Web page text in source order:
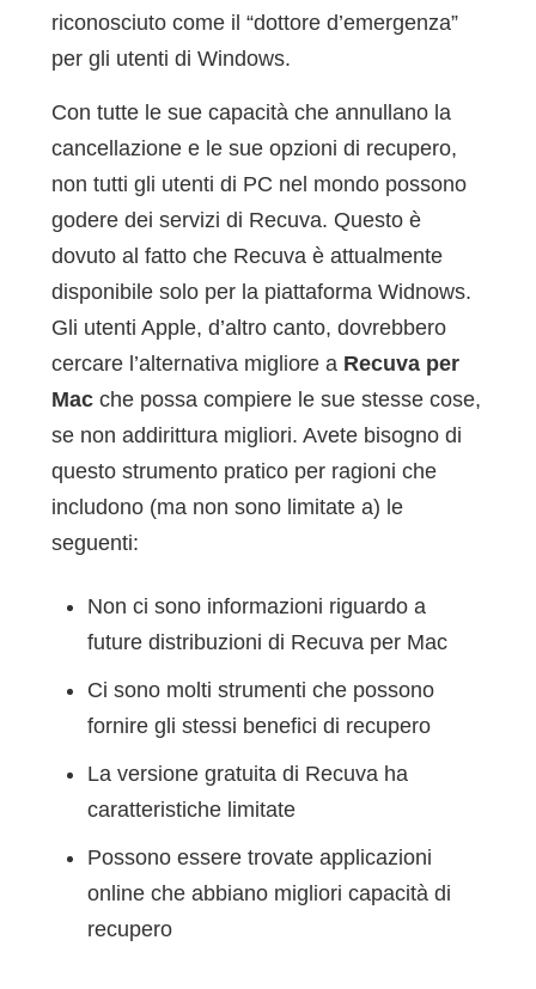
riconosciuto come il “dottore d’emergenza”
per gli utenti di Windows.
Con tutte le sue capacità che annullano la
cancellazione e le sue opzioni di recupero,
non tutti gli utenti di PC nel mondo possono
godere dei servizi di Recuva. Questo è
dovuto al fatto che Recuva è attualmente
disponibile solo per la piattaforma Widnows.
Gli utenti Apple, d’altro canto, dovrebbero
cercare l’alternativa migliore a Recuva per
Macche possa compiere le sue stesse cose,
se non addirittura migliori. Avete bisogno di
questo strumento pratico per ragioni che
includono (ma non sono limitate a) le
seguenti:
Non ci sono informazioni riguardo a
future distribuzioni di Recuva per Mac
Ci sono molti strumenti che possono
fornire gli stessi benefici di recupero
La versione gratuita di Recuva ha
caratteristiche limitate
Possono essere trovate applicazioni
online che abbiano migliori capacità di
recupero